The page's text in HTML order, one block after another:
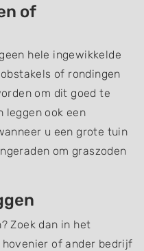
of
hele ingewikkelde
of rondingen
om dit goed te
leggen ook een
u een grote tuin
om graszoden
Zoek dan in het
of ander bedrijf